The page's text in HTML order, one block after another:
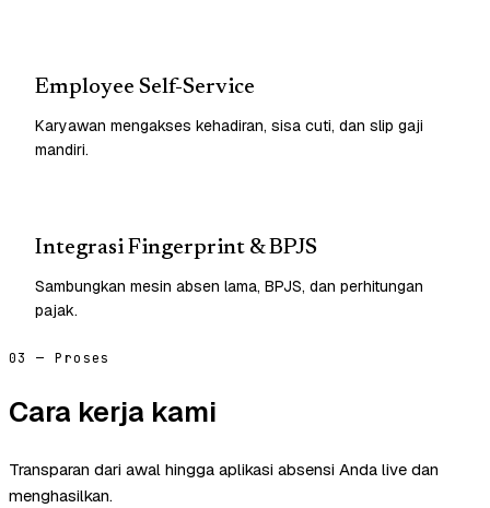
Employee Self-Service
Karyawan mengakses kehadiran, sisa cuti, dan slip gaji
mandiri.
Integrasi Fingerprint & BPJS
Sambungkan mesin absen lama, BPJS, dan perhitungan
pajak.
03 — Proses
Cara kerja kami
Transparan dari awal hingga aplikasi absensi Anda live dan
menghasilkan.